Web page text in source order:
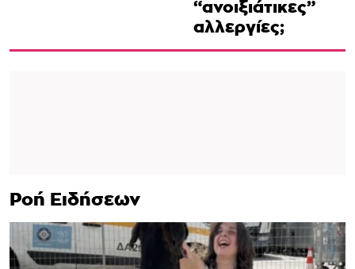
“ανοιξιάτικες”
αλλεργίες;
Ροή Ειδήσεων